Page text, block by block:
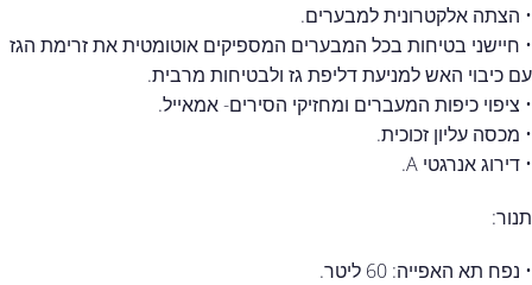
• הצתה אלקטרונית למבערים.
• חיישני בטיחות בכל המבערים המספיקים אוטומטית את זרימת הגז
עם כיבוי האש למניעת דליפת גז ולבטיחות מרבית.
• ציפוי כיפות המעברים ומחזיקי הסירים- אמאייל.
• מכסה עליון זכוכית.
• דירוג אנרגטי A.
תנור:
• נפח תא האפייה: 60 ליטר.